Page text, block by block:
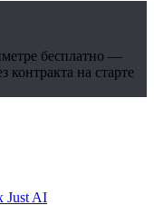
бесплатно —
контракта на старте
Just AI